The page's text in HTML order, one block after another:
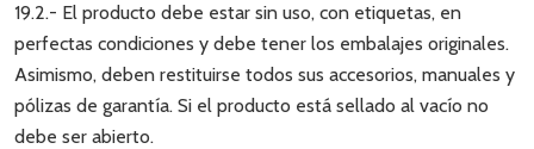
19.2.- El producto debe estar sin uso, con etiquetas, en
perfectas condiciones y debe tener los embalajes originales.
Asimismo, deben restituirse todos sus accesorios, manuales y
pólizas de garantía. Si el producto está sellado al vacío no
debe ser abierto.